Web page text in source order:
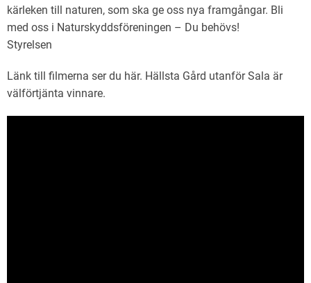
kärleken till naturen, som ska ge oss nya framgångar. Bli
med oss i Naturskyddsföreningen – Du behövs!
Styrelsen
Länk till filmerna ser du här. Hällsta Gård utanför Sala är
välförtjänta vinnare.